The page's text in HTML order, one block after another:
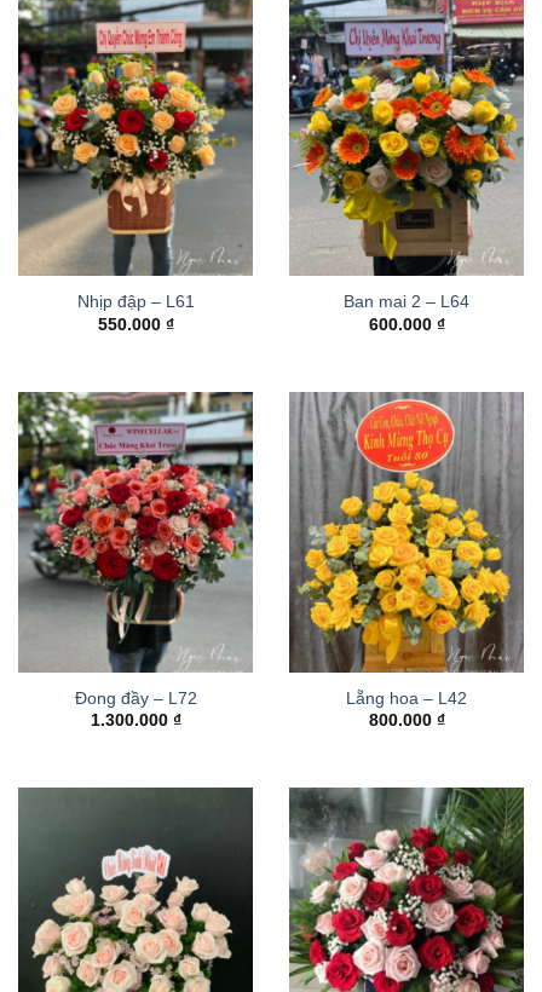
Nhịp đập – L61
550.000 ₫
Ban mai 2 – L64
600.000 ₫
Đong đầy – L72
1.300.000 ₫
Lẵng hoa – L42
800.000 ₫